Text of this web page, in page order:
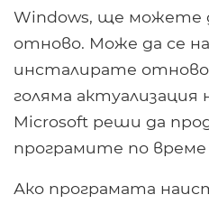
Windows, ще можете
отново. Може да се
инсталирате
голяма актуализация
Microsoft реши да
програмите по време
Ако програмата